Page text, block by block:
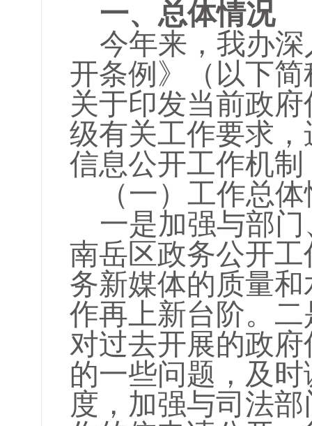
一、总体情况
今年来，我办
开条例》（以下
关于印发当前政
级有关工作要求
信息公开工作机
（一）工作总
一是加强与部
南岳区政务公开
务新媒体的质量
作再上新台阶。
对过去开展的政
的一些问题，及
度，加强与司法